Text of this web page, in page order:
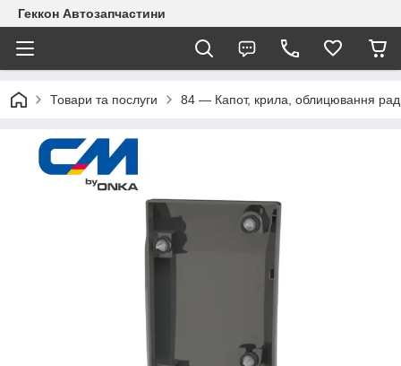
Геккон Автозапчастини
Товари та послуги 84 — Капот, крила, облицювання